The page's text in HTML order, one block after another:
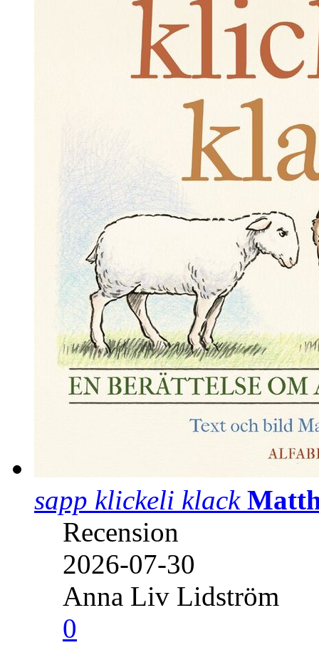
sapp klickeli klack
Recension
2026-07-30
Anna Liv Lidström
0